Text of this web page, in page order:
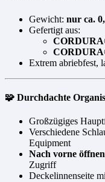
Gewicht: nur ca.
Gefertigt aus:
Extrem abriebfest,
🧩 Durchdachte
Großzügiges
Verschiedene
Equipment
Nach vorne
Zugriff
Deckelinnenseite